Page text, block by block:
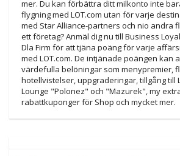
mer. Du kan förbättra ditt milkonto inte
flygning med LOT.com utan för varje
med Star Alliance-partners och nio andra
ett företag? Anmäl dig nu till Business
Dla Firm för att tjäna poäng för varje
med LOT.com. De intjänade poängen kan
värdefulla belöningar som menypremier,
hotellvistelser, uppgraderingar, tillgång till
Lounge "Polonez" och "Mazurek", my
rabattkuponger för Shop och mycket mer.